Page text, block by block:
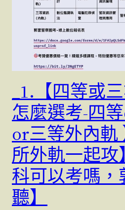
_1.【四等或
怎麼選考-四
or三等外內軌
所外軌一起攻
科可以考嗎
聽】